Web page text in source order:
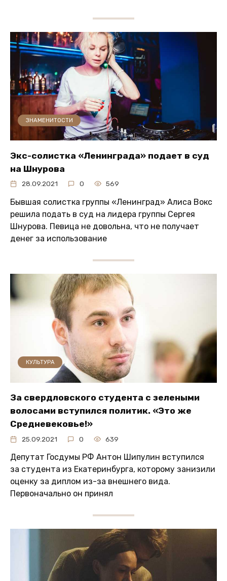
ЗНАМЕНИТОСТИ
Экс-солистка «Ленинграда» подает в суд
на Шнурова
28.09.2021 0 569
Бывшая солистка группы «Ленинград» Алиса Вокс
решила подать в суд на лидера группы Сергея
Шнурова. Певица не довольна, что не получает
денег за использование
КУЛЬТУРА
За свердловского студента с зелеными
волосами вступился политик. «Это же
Средневековье!»
25.09.2021 0 639
Депутат Госдумы РФ Антон Шипулин вступился
за студента из Екатеринбурга, которому занизили
оценку за диплом из-за внешнего вида.
Первоначально он принял